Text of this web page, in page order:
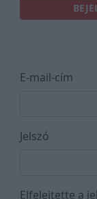
E-mail-cím
Jelszó
Elfelejtette a